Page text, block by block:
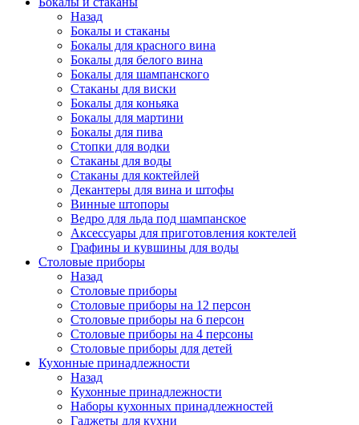
Назад
Бокалы и стаканы
Бокалы для красного вина
Бокалы для белого вина
Бокалы для шампанского
Стаканы для виски
Бокалы для коньяка
Бокалы для мартини
Бокалы для пива
Стопки для водки
Стаканы для воды
Стаканы для коктейлей
Декантеры для вина и штофы
Винные штопоры
Ведро для льда под шампанское
Аксессуары для приготовления коктелей
Графины и кувшины для воды
Столовые приборы
Назад
Столовые приборы
Столовые приборы на 12 персон
Столовые приборы на 6 персон
Столовые приборы на 4 персоны
Столовые приборы для детей
Кухонные принадлежности
Назад
Кухонные принадлежности
Наборы кухонных принадлежностей
Гаджеты для кухни